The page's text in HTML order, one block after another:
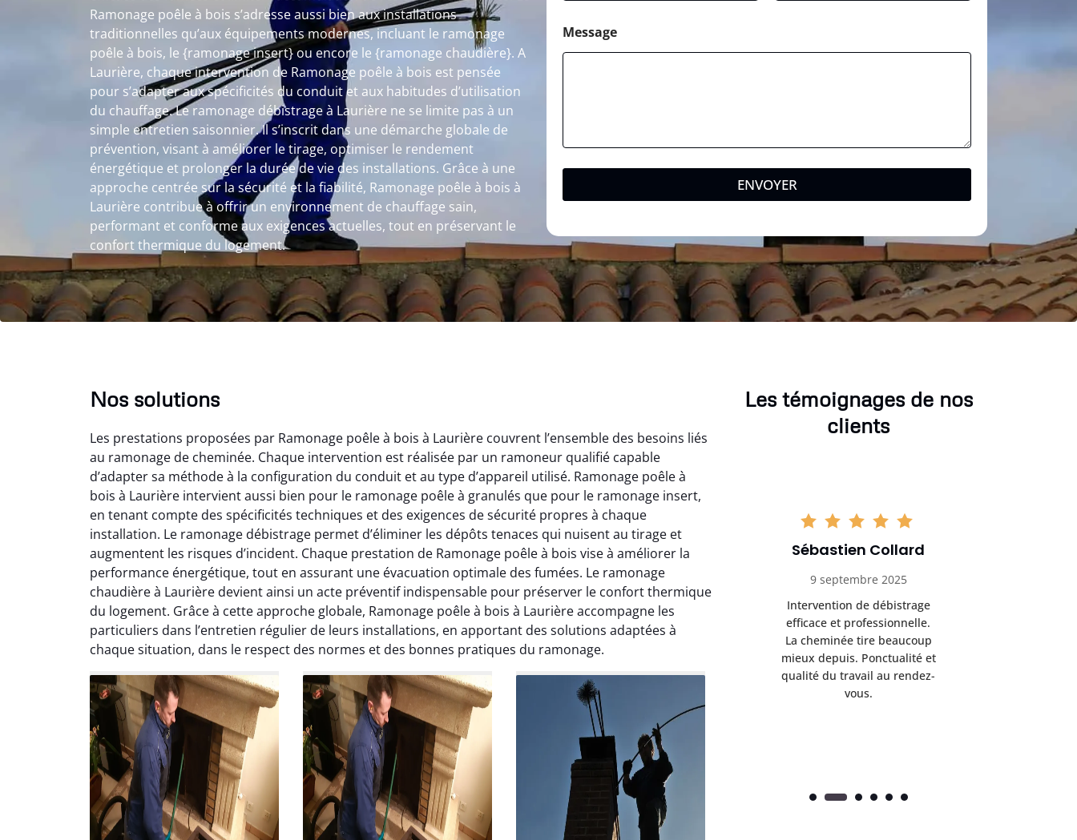
Ramonage poêle à bois s’adresse aussi bien aux installations
traditionnelles qu’aux équipements modernes, incluant le ramonage
poêle à bois, le {ramonage insert} ou encore le {ramonage chaudière}. A
Laurière, chaque intervention de Ramonage poêle à bois est pensée
pour s’adapter aux spécificités du conduit et aux habitudes d’utilisation
du chauffage. Le ramonage débistrage à Laurière ne se limite pas à un
simple entretien saisonnier. Il s’inscrit dans une démarche globale de
prévention, visant à améliorer le tirage, optimiser le rendement
énergétique et prolonger la durée de vie des installations. Grâce à une
approche centrée sur la sécurité et la fiabilité, Ramonage poêle à bois à
Laurière contribue à offrir un environnement de chauffage sain,
performant et conforme aux exigences actuelles, tout en préservant le
confort thermique du logement.
Message
ENVOYER
Nos solutions
Les prestations proposées par Ramonage poêle à bois à Laurière couvrent l’ensemble des besoins liés
au ramonage de cheminée. Chaque intervention est réalisée par un ramoneur qualifié capable
d’adapter sa méthode à la configuration du conduit et au type d’appareil utilisé. Ramonage poêle à
bois à Laurière intervient aussi bien pour le ramonage poêle à granulés que pour le ramonage insert,
en tenant compte des spécificités techniques et des exigences de sécurité propres à chaque
installation. Le ramonage débistrage permet d’éliminer les dépôts tenaces qui nuisent au tirage et
augmentent les risques d’incident. Chaque prestation de Ramonage poêle à bois vise à améliorer la
performance énergétique, tout en assurant une évacuation optimale des fumées. Le ramonage
chaudière à Laurière devient ainsi un acte préventif indispensable pour préserver le confort thermique
du logement. Grâce à cette approche globale, Ramonage poêle à bois à Laurière accompagne les
particuliers dans l’entretien régulier de leurs installations, en apportant des solutions adaptées à
chaque situation, dans le respect des normes et des bonnes pratiques du ramonage.
Les témoignages de nos
clients
Loïc Marchand
24 janvier 2026
Très bon travail de
débistrage et ramonage.
Cheminée parfaitement
nettoyée et fonctionnement
nettement amélioré. Je
recommande sans
hésitation.
Claire Vautrin
21 juin 2025
Ramonage très bien réalisé,
travail propre et soigné.
Toutes les explications ont
été claires et le conduit a été
laissé impeccable. Service
sérieux et rassurant.
Sébastien Collard
9 septembre 2025
Intervention de débistrage
efficace et professionnelle.
La cheminée tire beaucoup
mieux depuis. Ponctualité et
qualité du travail au rendez-
vous.